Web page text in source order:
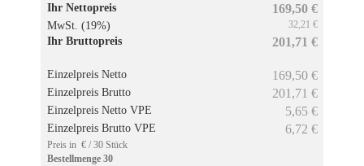
Ihr Nettopreis 169,50 €
MwSt. (19%) 32,21 €
Ihr Bruttopreis 201,71 €
Einzelpreis Netto 169,50 €
Einzelpreis Brutto 201,71 €
Einzelpreis Netto VPE 5,65 €
Einzelpreis Brutto VPE 6,72 €
Preis in € / 30 Stück
Bestellmenge 30